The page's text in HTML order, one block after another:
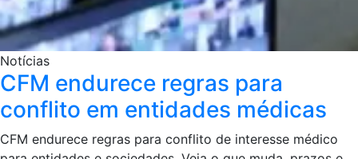
Notícias
CFM endurece regras para
conflito em entidades médicas
CFM endurece regras para conflito de interesse médico